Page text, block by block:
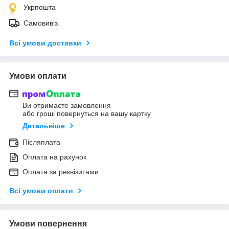
Укрпошта
Самовивіз
Всі умови доставки
Умови оплати
Ви отримаєте замовлення
або гроші повернуться на вашу картку
Детальніше
Післяплата
Оплата на рахунок
Оплата за реквізитами
Всі умови оплати
Умови повернення